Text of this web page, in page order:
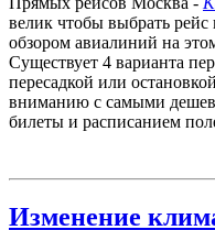
велик чтобы выбрать рейс
обзором авиалиний на
Существует 4 варианта
пересадкой или
вниманию с самыми
билеты и расписанием
Изменение